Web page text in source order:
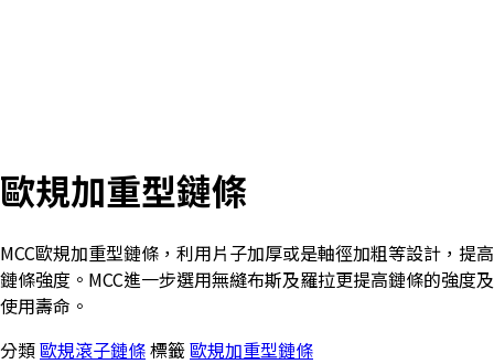
歐規加重型鏈條
MCC歐規加重型鏈條，利用片子加厚或是軸徑加粗等設計，提高
鏈條強度。MCC進一步選用無縫布斯及羅拉更提高鏈條的強度及
使用壽命。
分類歐規滾子鏈條標籤歐規加重型鏈條